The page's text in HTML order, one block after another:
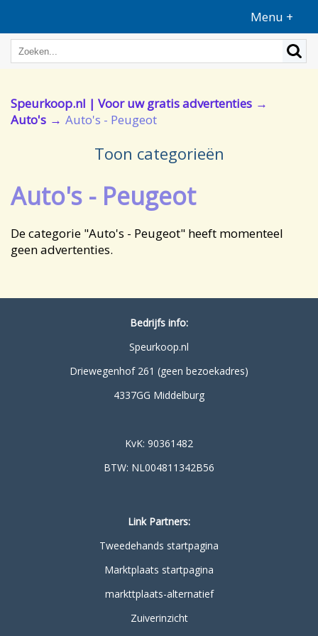
Menu +
Speurkoop.nl | Voor uw gratis advertenties
Auto's
Auto's - Peugeot
Toon categorieën
Auto's - Peugeot
De categorie "Auto's - Peugeot" heeft momenteel
geen advertenties.
Bedrijfs info:
Speurkoop.nl
Driewegenhof 261 (geen bezoekadres)
4337GG Middelburg
KvK: 90361482
BTW: NL004811342B56
Link Partners:
Tweedehands startpagina
Marktplaats startpagina
markttplaats-alternatief
Zuiverinzicht